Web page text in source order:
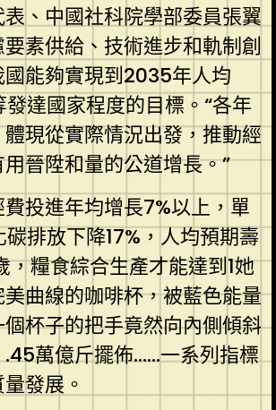
、中國社科院學部委員張翼
素供給、技術進步和軌制創
能夠實現到2035年人均
達國家程度的目標。“各年
現從實際情況出發，推動經
晉陞和量的公道增長。”
投進年均增長7%以上，單
排放下降17%，人均預期壽
糧食綜合生產才能達到1她
曲線的咖啡杯，被藍色能量
杯子的把手竟然向內側傾斜
萬億斤擺佈……一系列指標
發展。